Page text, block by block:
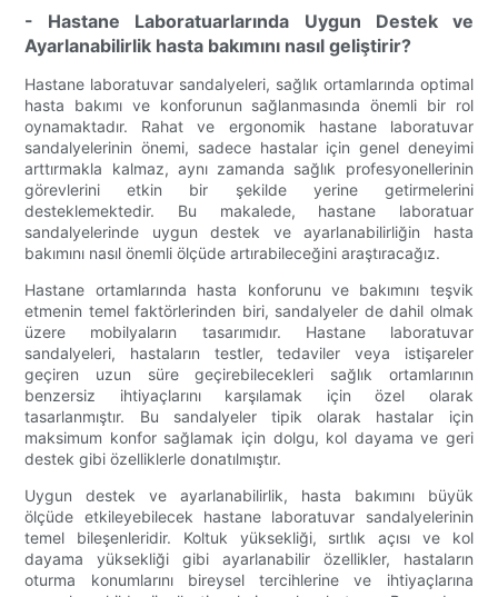
- Hastane Laboratuarlarında Uygun Destek ve
Ayarlanabilirlik hasta bakımını nasıl geliştirir?
Hastane laboratuvar sandalyeleri, sağlık ortamlarında optimal
hasta bakımı ve konforunun sağlanmasında önemli bir rol
oynamaktadır. Rahat ve ergonomik hastane laboratuvar
sandalyelerinin önemi, sadece hastalar için genel deneyimi
arttırmakla kalmaz, aynı zamanda sağlık profesyonellerinin
görevlerini etkin bir şekilde yerine getirmelerini
desteklemektedir. Bu makalede, hastane laboratuar
sandalyelerinde uygun destek ve ayarlanabilirliğin hasta
bakımını nasıl önemli ölçüde artırabileceğini araştıracağız.
Hastane ortamlarında hasta konforunu ve bakımını teşvik
etmenin temel faktörlerinden biri, sandalyeler de dahil olmak
üzere mobilyaların tasarımıdır. Hastane laboratuvar
sandalyeleri, hastaların testler, tedaviler veya istişareler
geçiren uzun süre geçirebilecekleri sağlık ortamlarının
benzersiz ihtiyaçlarını karşılamak için özel olarak
tasarlanmıştır. Bu sandalyeler tipik olarak hastalar için
maksimum konfor sağlamak için dolgu, kol dayama ve geri
destek gibi özelliklerle donatılmıştır.
Uygun destek ve ayarlanabilirlik, hasta bakımını büyük
ölçüde etkileyebilecek hastane laboratuvar sandalyelerinin
temel bileşenleridir. Koltuk yüksekliği, sırtlık açısı ve kol
dayama yüksekliği gibi ayarlanabilir özellikler, hastaların
oturma konumlarını bireysel tercihlerine ve ihtiyaçlarına